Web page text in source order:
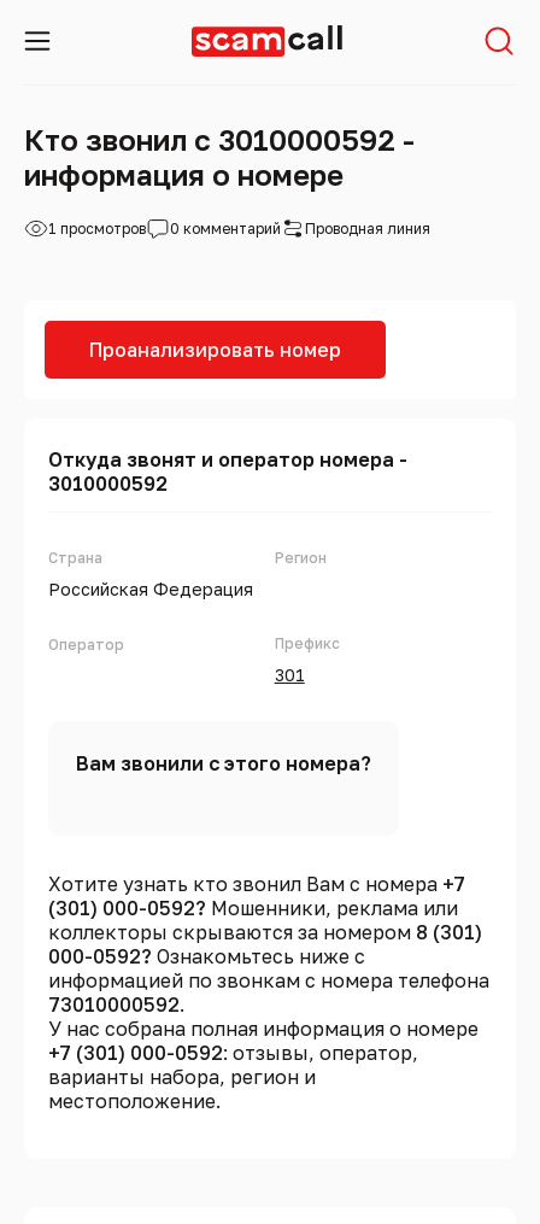
Кто звонил с 3010000592 -
информация о номере
1 просмотров 0 комментарий Проводная линия
Проанализировать номер
Откуда звонят и оператор номера -
3010000592
Страна
Российская Федерация
Оператор
Регион
Префикс
301
Вам звонили с этого номера?
Хотите узнать кто звонил Вам с номера +7
(301) 000-0592? Мошенники, реклама или
коллекторы скрываются за номером 8 (301)
000-0592? Ознакомьтесь ниже с
информацией по звонкам с номера телефона
73010000592.
У нас собрана полная информация о номере
+7 (301) 000-0592: отзывы, оператор,
варианты набора, регион и
местоположение.